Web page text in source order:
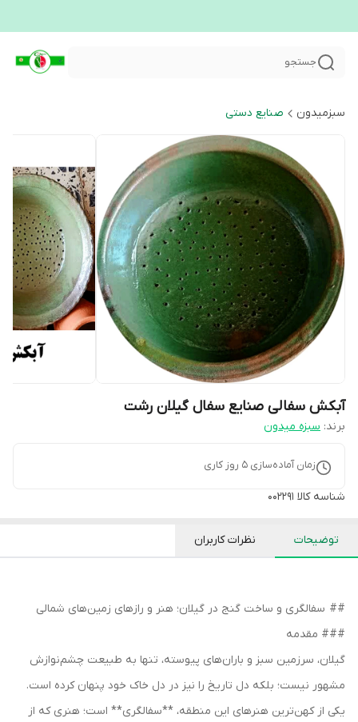
جستجو
سبزمیدون صنایع دستی
آبکش سفالی صنایع سفال گیلان رشت
برند: سبزه میدون
زمان آماده‌سازی 5 روز کاری
شناسه کالا 002291
توضیحات نظرات کاربران
## سفالگری و ساخت گنج در گیلان؛ هنر و رازهای زمین‌های شمالی
### مقدمه
گیلان، سرزمین سبز و باران‌های پیوسته، تنها به طبیعت چشم‌نوازش
مشهور نیست؛ بلکه دل تاریخ را نیز در دل خاک خود پنهان کرده است.
یکی از کهن‌ترین هنرهای این منطقه، **سفالگری** است؛ هنری که از